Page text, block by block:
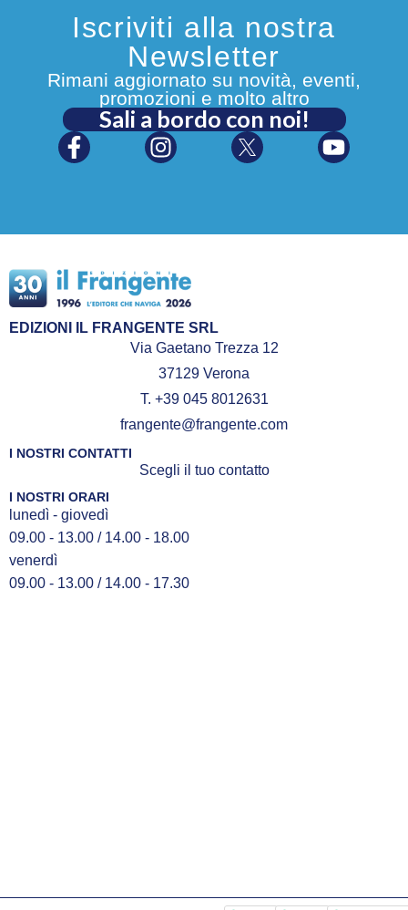
Iscriviti alla nostra
Newsletter
Rimani aggiornato su novità, eventi,
promozioni e molto altro
Sali a bordo con noi!
EDIZIONI IL FRANGENTE SRL
Via Gaetano Trezza 12
37129 Verona
T. +39 045 8012631
frangente@frangente.com
I NOSTRI CONTATTI
Scegli il tuo contatto
I NOSTRI ORARI
lunedì - giovedì
09.00 - 13.00 / 14.00 - 18.00
venerdì
09.00 - 13.00 / 14.00 - 17.30